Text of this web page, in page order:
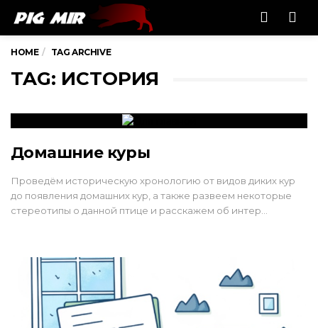
HOME TAG ARCHIVE
TAG: ИСТОРИЯ
Домашние куры
Проведём историческую хронологию от видов диких кур
до появления домашних кур, а также развеем некоторые
стереотипы о данной птице и расскажем об интер…